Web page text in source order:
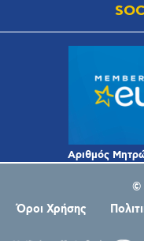
©
Όροι Χρήσης